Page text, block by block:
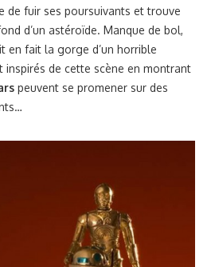
de fuir ses poursuivants et trouve
d’un astéroïde. Manque de bol,
en fait la gorge d’un horrible
inspirés de cette scène en montrant
peuvent se promener sur des